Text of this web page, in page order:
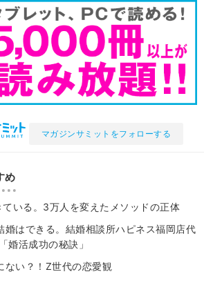
マガジンサミットをフォローする
め
ている。3万人を変えたメソッドの正体
婚はできる。結婚相談所ハピネス福岡店代
婚活成功の秘訣」
ない？！Z世代の恋愛観